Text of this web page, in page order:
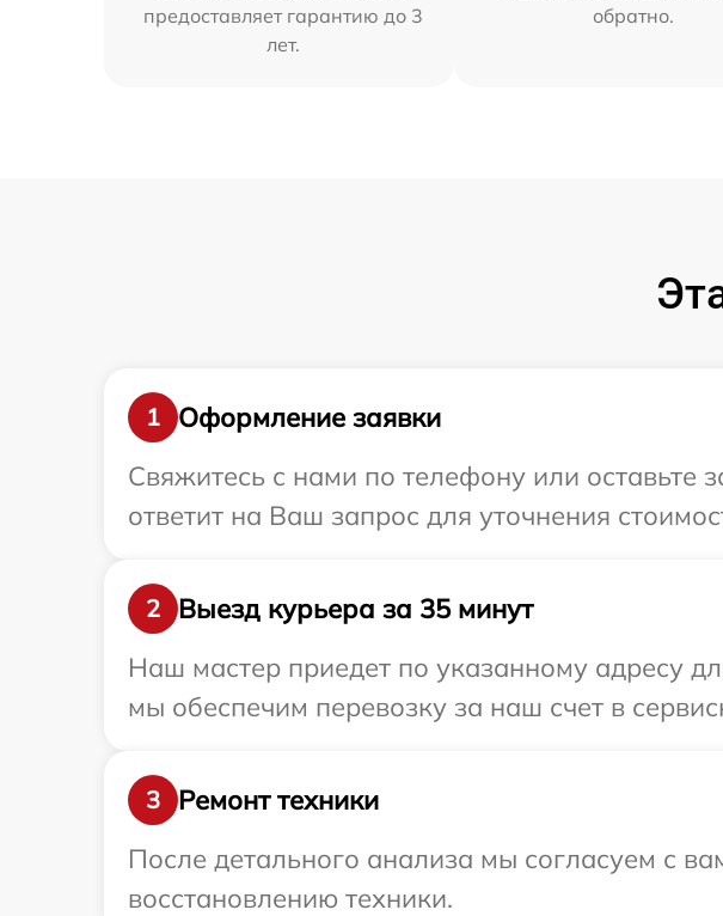
предоставляет гарантию до 3
лет.
обратно.
1
Оформление заявки
Свяжитесь с нами по телефону или оставьте
ответит на Ваш запрос для уточнения
2
Выезд курьера за 35 минут
Наш мастер приедет по указанному адресу
мы обеспечим перевозку за наш счет в
3
Ремонт техники
После детального анализа мы согласуем с
восстановлению техники.